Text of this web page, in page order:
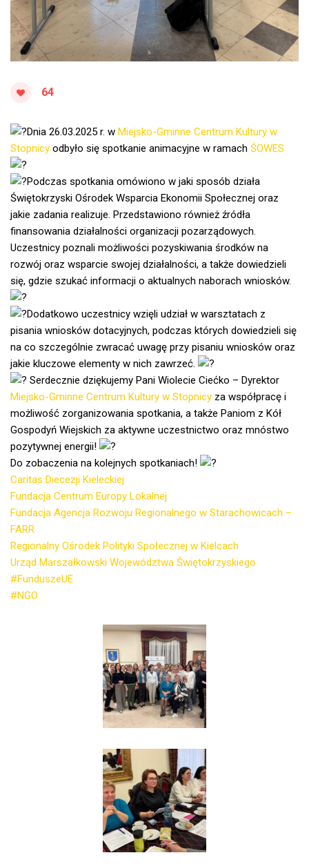
64
Dnia 26.03.2025 r. w Miejsko-Gminne Centrum Kultury w
Stopnicy odbyło się spotkanie animacyjne w ramach ŚOWES
Podczas spotkania omówiono w jaki sposób działa
Świętokrzyski Ośrodek Wsparcia Ekonomii Społecznej oraz
jakie zadania realizuje. Przedstawiono również źródła
finansowania działalności organizacji pozarządowych.
Uczestnicy poznali możliwości pozyskiwania środków na
rozwój oraz wsparcie swojej działalności, a także dowiedzieli
się, gdzie szukać informacji o aktualnych naborach wniosków.
Dodatkowo uczestnicy wzięli udział w warsztatach z
pisania wniosków dotacyjnych, podczas których dowiedzieli się
na co szczególnie zwracać uwagę przy pisaniu wniosków oraz
jakie kluczowe elementy w nich zawrzeć.
Serdecznie dziękujemy Pani Wiolecie Ciećko – Dyrektor
Miejsko-Gminne Centrum Kultury w Stopnicy za współpracę i
możliwość zorganizowania spotkania, a także Paniom z Kół
Gospodyń Wiejskich za aktywne uczestnictwo oraz mnóstwo
pozytywnej energii!
Do zobaczenia na kolejnych spotkaniach!
Caritas Diecezji Kieleckiej
Fundacja Centrum Europy Lokalnej
Fundacja Agencja Rozwoju Regionalnego w Starachowicach –
FARR
Regionalny Ośrodek Polityki Społecznej w Kielcach
Urząd Marszałkowski Województwa Świętokrzyskiego
#FunduszeUE
#NGO